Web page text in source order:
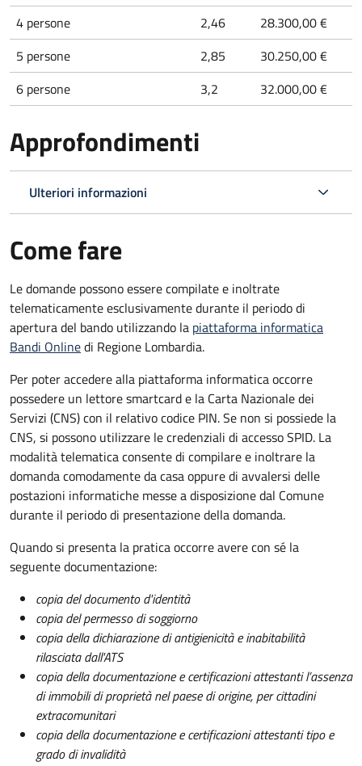
4 persone
2,46
28.300,00 €
5 persone
2,85
30.250,00 €
6 persone
3,2 32.000,00 €
Approfondimenti
Ulteriori informazioni
Come fare
Le domande possono essere compilate e inoltrate
telematicamente esclusivamente durante il periodo di
apertura del bando utilizzando la piattaforma informatica
Bandi Onlinedi Regione Lombardia.
Per poter accedere alla piattaforma informatica occorre
possedere un lettore smartcard e la Carta Nazionale dei
Servizi (CNS) con il relativo codice PIN. Se non si possiede la
CNS, si possono utilizzare le credenziali di accesso SPID. La
modalità telematica consente di compilare e inoltrare la
domanda comodamente da casa oppure di avvalersi delle
postazioni informatiche messe a disposizione dal Comune
durante il periodo di presentazione della domanda.
Quando si presenta la pratica occorre avere con sé la
seguente documentazione:
copia del documento d'identità
copia del permesso di soggiorno
copia della dichiarazione di antigienicità e inabitabilità
rilasciata dall'ATS
copia della documentazione e certificazioni attestanti l’assenza
di immobili di proprietà nel paese di origine, per cittadini
extracomunitari
copia della documentazione e certificazioni attestanti tipo e
grado di invalidità